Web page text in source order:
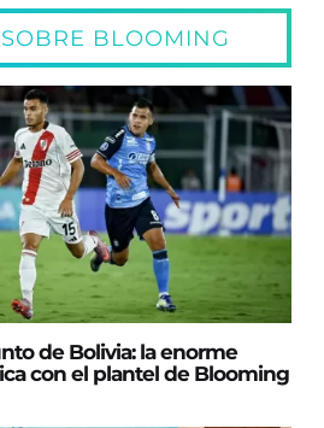
BLOOMING
de Bolivia: la enorme
con el plantel de Blooming